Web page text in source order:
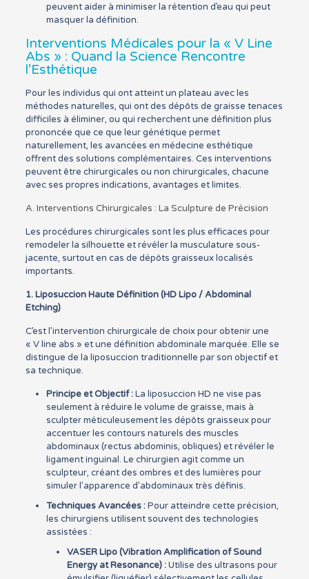
peuvent aider à minimiser la rétention d’eau qui peut
masquer la définition.
Interventions Médicales pour la « V Line
Abs » : Quand la Science Rencontre
l’Esthétique
Pour les individus qui ont atteint un plateau avec les
méthodes naturelles, qui ont des dépôts de graisse tenaces
difficiles à éliminer, ou qui recherchent une définition plus
prononcée que ce que leur génétique permet
naturellement, les avancées en médecine esthétique
offrent des solutions complémentaires. Ces interventions
peuvent être chirurgicales ou non chirurgicales, chacune
avec ses propres indications, avantages et limites.
A. Interventions Chirurgicales : La Sculpture de Précision
Les procédures chirurgicales sont les plus efficaces pour
remodeler la silhouette et révéler la musculature sous-
jacente, surtout en cas de dépôts graisseux localisés
importants.
1. Liposuccion Haute Définition (HD Lipo / Abdominal
Etching)
C’est l’intervention chirurgicale de choix pour obtenir une
« V line abs » et une définition abdominale marquée. Elle se
distingue de la liposuccion traditionnelle par son objectif et
sa technique.
Principe et Objectif :La liposuccion HD ne vise pas
seulement à réduire le volume de graisse, mais à
sculpter méticuleusement les dépôts graisseux pour
accentuer les contours naturels des muscles
abdominaux (rectus abdominis, obliques) et révéler le
ligament inguinal. Le chirurgien agit comme un
sculpteur, créant des ombres et des lumières pour
simuler l’apparence d’abdominaux très définis.
Techniques Avancées :Pour atteindre cette précision,
les chirurgiens utilisent souvent des technologies
assistées :
VASER Lipo (Vibration Amplification of Sound
Energy at Resonance) :Utilise des ultrasons pour